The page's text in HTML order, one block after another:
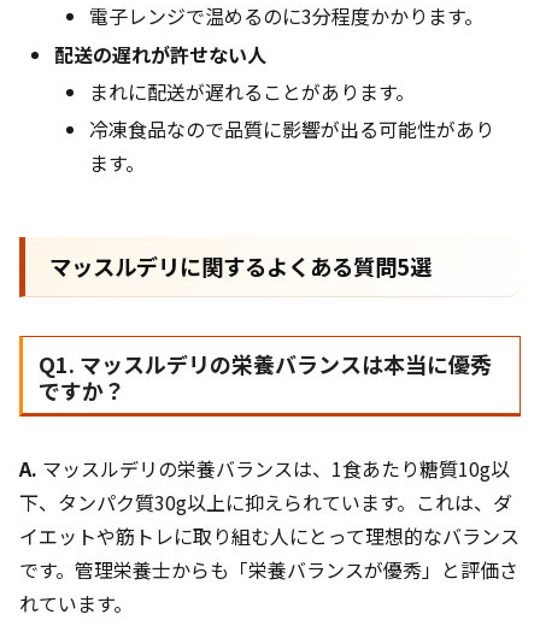
電子レンジで温めるのに3分程度かかります。
配送の遅れが許せない人
まれに配送が遅れることがあります。
冷凍食品なので品質に影響が出る可能性があり
ます。
マッスルデリに関するよくある質問5選
Q1. マッスルデリの栄養バランスは本当に優秀
ですか？
A. マッスルデリの栄養バランスは、1食あたり糖質10g以
下、タンパク質30g以上に抑えられています。これは、ダ
イエットや筋トレに取り組む人にとって理想的なバランス
です。管理栄養士からも「栄養バランスが優秀」と評価さ
れています。